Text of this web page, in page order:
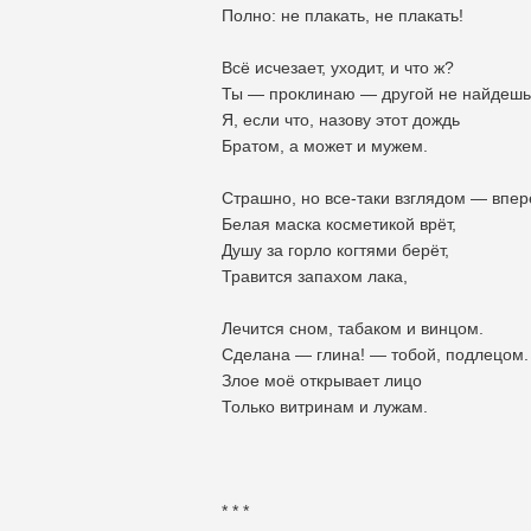
Полно: не плакать, не плакать!
Всё исчезает, уходит, и что ж?
Ты — проклинаю — другой не
Я, если что, назову этот дождь
Братом, а может и мужем.
Страшно, но все-таки взглядом —
Белая маска косметикой врёт,
Душу за горло когтями берёт,
Травится запахом лака,
Лечится сном, табаком и винцом.
Сделана — глина! — тобой, подлецом.
Злое моё открывает лицо
Только витринам и лужам.
* * *